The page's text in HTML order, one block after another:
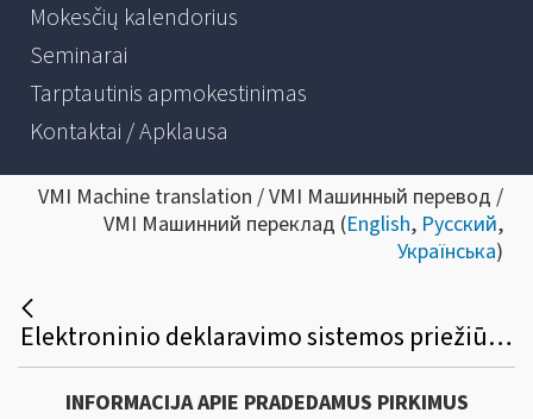
Mokesčių kalendorius
Seminarai
Tarptautinis apmokestinimas
Kontaktai / Apklausa
VMI Machine translation / VMI Машинный перевод /
VMI Машинний переклад (English, Русский,
Українська)
Elektroninio deklaravimo sistemos priežiūros paslaugų viešasis pirkimas
INFORMACIJA APIE PRADEDAMUS PIRKIMUS